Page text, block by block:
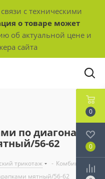
с техническими
о товаре может
об актуальной цене и
сайта
по диагонали с
56-62
трикотаж - Комбинезон с
мятный/56-62
0
0